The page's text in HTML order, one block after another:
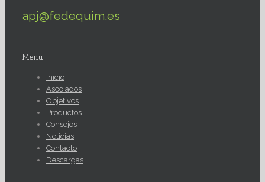
apj@fedequim.es
Menu
Inicio
Asociados
Objetivos
Productos
Consejos
Noticias
Contacto
Descargas